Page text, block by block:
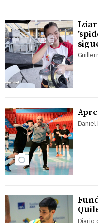
Daniel
Diario